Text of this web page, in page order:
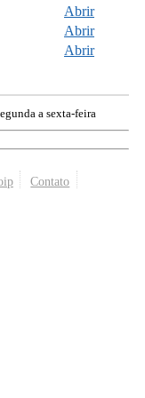
Abrir
Abrir
Abrir
a sexta-feira
Contato